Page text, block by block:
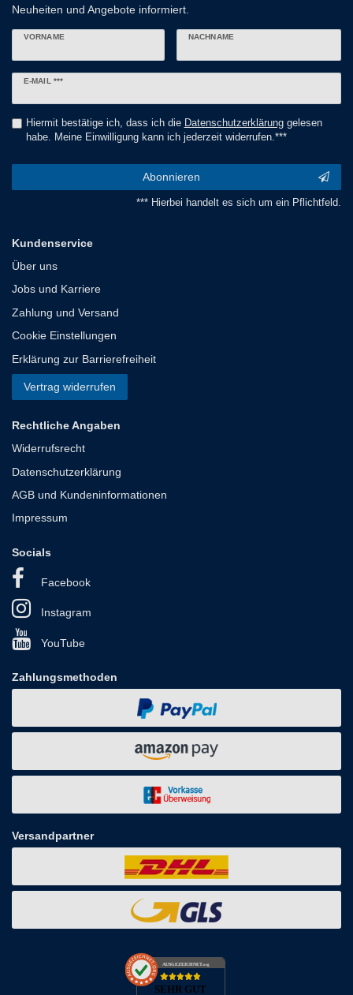
Neuheiten und Angebote informiert.
VORNAME NACHNAME
E-MAIL ***
Newsletter
Hiermit bestätige ich, dass ich die Daten­schutz­erklärunggelesen
habe. Meine Einwilligung kann ich jederzeit widerrufen.***
Abonnieren
*** Hierbei handelt es sich um ein Pflichtfeld.
Kundenservice
Über uns
Jobs und Karriere
Zahlung und Versand
Cookie Einstellungen
Erklärung zur Barrierefreiheit
Vertrag widerrufen
Rechtliche Angaben
Widerrufsrecht
Datenschutzerklärung
AGB und Kundeninformationen
Impressum
Socials
Facebook
Instagram
YouTube
Zahlungsmethoden
Versandpartner
AUSGEZEICHNET.org
SEHR GUT